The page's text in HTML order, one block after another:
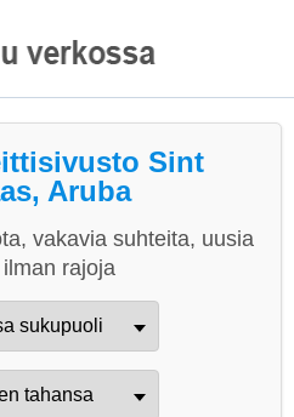
Sint
Aruba
vakavia suhteita, uusia
rajoja